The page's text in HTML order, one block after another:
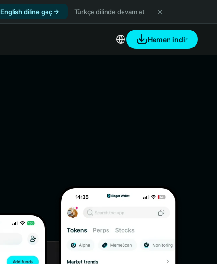
English diline geç Türkçe dilinde devam et
Hemen indir